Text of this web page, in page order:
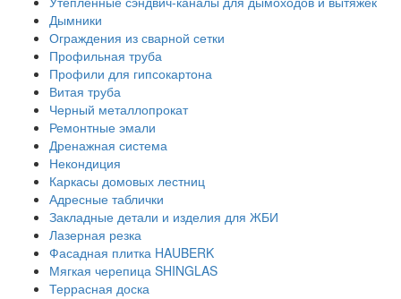
Дымники
Ограждения из сварной сетки
Профильная труба
Профили для гипсокартона
Витая труба
Черный металлопрокат
Ремонтные эмали
Дренажная система
Некондиция
Каркасы домовых лестниц
Адресные таблички
Закладные детали и изделия для ЖБИ
Лазерная резка
Фасадная плитка HAUBERK
Мягкая черепица SHINGLAS
Террасная доска